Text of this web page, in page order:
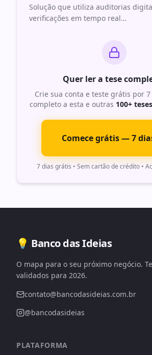
Solução que utiliza auditorias
verificações em tempo real…
Quer ler a tese
Crie sua conta e teste grátis por 7
completo a esta e outras 100+
Comece grátis — 7
7 dias grátis • Sem cartão de crédito •
💡 Banco das Ideias
O mapa para o seu próximo negócio.
validados para 2026.
contato@bancodasideias.com.br
@bancodasideias
PLATAFORMA